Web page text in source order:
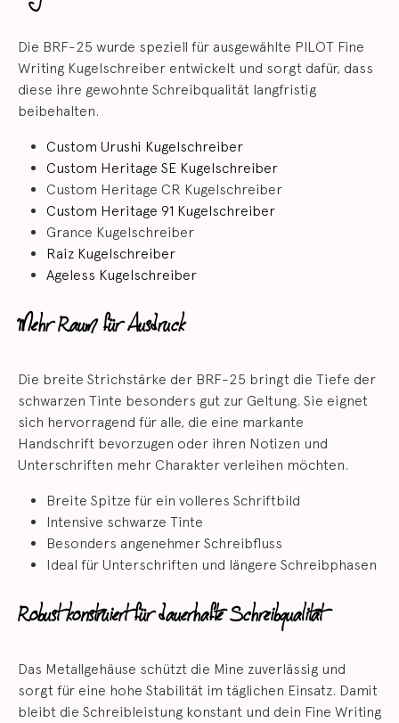
Die BRF-25 wurde speziell für ausgewählte PILOT Fine
Writing Kugelschreiber entwickelt und sorgt dafür, dass
diese ihre gewohnte Schreibqualität langfristig
beibehalten.
Custom Urushi Kugelschreiber
Custom Heritage SE Kugelschreiber
Custom Heritage CR Kugelschreiber
Custom Heritage 91 Kugelschreiber
Grance Kugelschreiber
Raiz Kugelschreiber
Ageless Kugelschreiber
Mehr Raum für Ausdruck
Die breite Strichstärke der BRF-25 bringt die Tiefe der
schwarzen Tinte besonders gut zur Geltung. Sie eignet
sich hervorragend für alle, die eine markante
Handschrift bevorzugen oder ihren Notizen und
Unterschriften mehr Charakter verleihen möchten.
Breite Spitze für ein volleres Schriftbild
Intensive schwarze Tinte
Besonders angenehmer Schreibfluss
Ideal für Unterschriften und längere Schreibphasen
Robust konstruiert für dauerhafte Schreibqualität
Das Metallgehäuse schützt die Mine zuverlässig und
sorgt für eine hohe Stabilität im täglichen Einsatz. Damit
bleibt die Schreibleistung konstant und dein Fine Writing